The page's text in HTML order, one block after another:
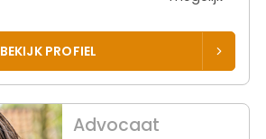
BEKIJK PROFIEL
Advocaat